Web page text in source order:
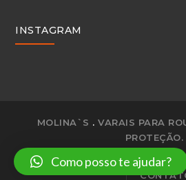
INSTAGRAM
MOLINA`S . VARAIS PARA
PROTEÇÃO.
HOME
EMPRESA
Como posso te ajudar?